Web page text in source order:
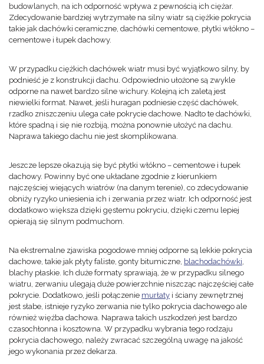
budowlanych, na ich odporność wpływa z pewnością ich ciężar.
Zdecydowanie bardziej wytrzymałe na silny wiatr są ciężkie pokrycia
takie jak dachówki ceramiczne, dachówki cementowe, płytki włókno –
cementowe i łupek dachowy.
W przypadku ciężkich dachówek wiatr musi być wyjątkowo silny, by
podnieść je z konstrukcji dachu. Odpowiednio ułożone są zwykle
odporne na nawet bardzo silne wichury. Kolejną ich zaletą jest
niewielki format. Nawet, jeśli huragan podniesie część dachówek,
rzadko zniszczeniu ulega całe pokrycie dachowe. Nadto te dachówki,
które spadną i się nie rozbiją, można ponownie ułożyć na dachu.
Naprawa takiego dachu nie jest skomplikowana.
Jeszcze lepsze okazują się być płytki włókno – cementowe i łupek
dachowy. Powinny być one układane zgodnie z kierunkiem
najczęściej wiejących wiatrów (na danym terenie), co zdecydowanie
obniży ryzyko uniesienia ich i zerwania przez wiatr. Ich odporność jest
dodatkowo większa dzięki gęstemu pokryciu, dzięki czemu lepiej
opierają się silnym podmuchom.
Na ekstremalne zjawiska pogodowe mniej odporne są lekkie pokrycia
dachowe, takie jak płyty faliste, gonty bitumiczne, blachodachówki,
blachy płaskie. Ich duże formaty sprawiają, że w przypadku silnego
wiatru, zerwaniu ulegają duże powierzchnie niszcząc najczęściej całe
pokrycie. Dodatkowo, jeśli połączenie murłaty i ściany zewnętrznej
jest słabe, istnieje ryzyko zerwania nie tylko pokrycia dachowego ale
również więźba dachowa. Naprawa takich uszkodzeń jest bardzo
czasochłonna i kosztowna. W przypadku wybrania tego rodzaju
pokrycia dachowego, należy zwracać szczególną uwagę na jakość
jego wykonania przez dekarza.